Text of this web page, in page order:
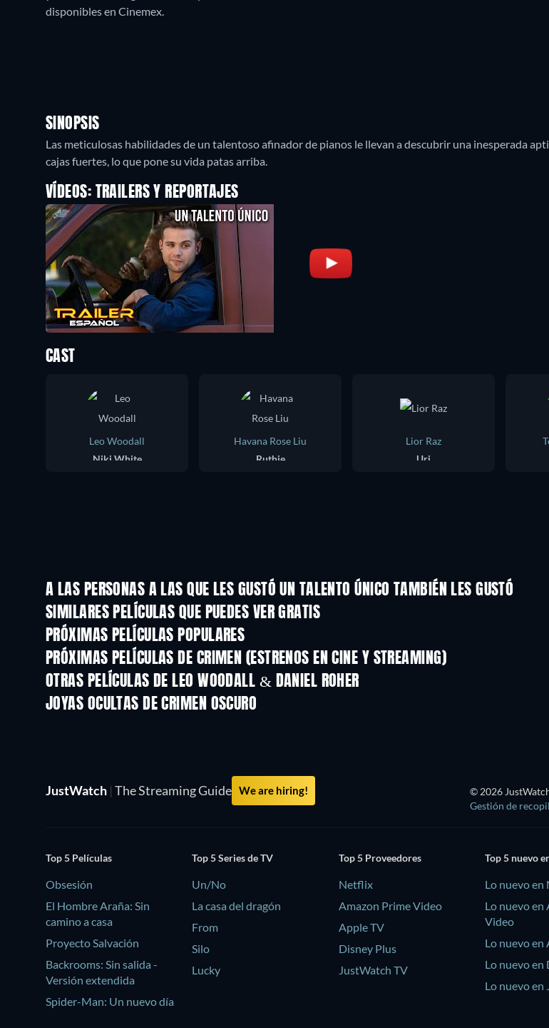
disponibles en Cinemex.
SINOPSIS
Las meticulosas habilidades de un talentoso afinador de pianos le llevan a descubrir una inesperada
cajas fuertes, lo que pone su vida patas arriba.
VÍDEOS: TRAILERS Y REPORTAJES
CAST
Leo Woodall
Niki White
Havana Rose Liu
Ruthie
Lior Raz
Uri
A LAS PERSONAS A LAS QUE LES GUSTÓ UN TALENTO ÚNICO TAMBIÉN LES GUSTÓ
SIMILARES PELÍCULAS QUE PUEDES VER GRATIS
PRÓXIMAS PELÍCULAS POPULARES
PRÓXIMAS PELÍCULAS DE CRIMEN (ESTRENOS EN CINE Y STREAMING)
OTRAS PELÍCULAS DE LEO WOODALL & DANIEL ROHER
JOYAS OCULTAS DE CRIMEN OSCURO
JustWatch | The Streaming Guide We are hiring! © 2026
Gestión de
Top 5 Películas
Obsesión
El Hombre Araña: Sin
camino a casa
Proyecto Salvación
Backrooms: Sin salida -
Versión extendida
Spider-Man: Un nuevo día
Top 5 Series de TV
Un/No
La casa del dragón
From
Silo
Lucky
Top 5 Proveedores
Netflix
Amazon Prime Video
Apple TV
Disney Plus
JustWatch TV
Top 5 nuevo
Lo nuevo
Lo nuevo en
Video
Lo nuevo en
Lo nuevo en
Lo nuevo en